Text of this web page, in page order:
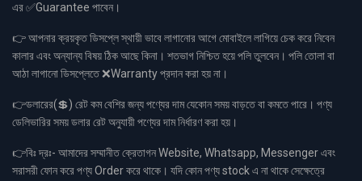
এর ✅Guarantee পাবেন।
👉 আপনার ক্রয়কৃত ডিসপ্লে স্থায়ী ভাবে লাগানোর আগে মোবাইলে লাগিয়ে চেক করে নিবেন
কালার এবং অন্যান্য বিষয় ঠিক আছে কিনা। শতভাগ নিশ্চিত হয়ে পলি তুলবেন। পলি তোলা বা
আঠা লাগানো ডিসপ্লেতে ❌Warranty প্রদান করা হয় না।
👉ডলারের(💲) রেট কম বেশির জন্য পণ্যের দাম যেকোন সময় বাড়তে বা কমতে পারে। পণ্য
ডেলিভারির সময় ডলার রেট অনুযায়ী পণ্যের দাম নির্ধারণ করা হয়।
👉বিঃ দ্রঃ- আমাদের সম্মানীত ক্রেতাগন Website, Whatsapp, Messenger এবং
সরাসরী ফোন করে পণ্য Order করে থাকে। যদি কোন পণ্য stock এ না থাকে সেক্ষেত্রে